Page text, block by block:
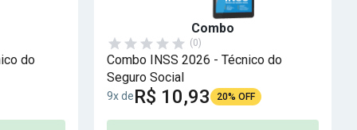
do
Combo
(0)
Combo INSS 2026 - Técnico do
Seguro Social
9x deR$ 10,93 20% OFF